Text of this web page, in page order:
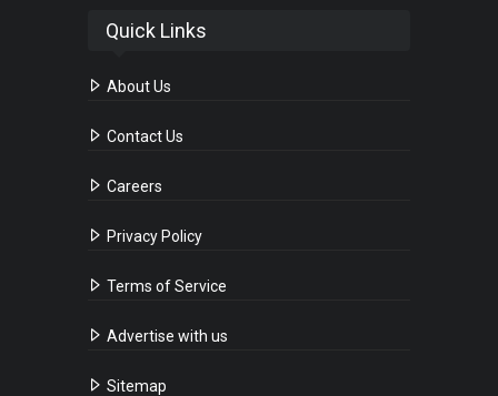
Quick Links
About Us
Contact Us
Careers
Privacy Policy
Terms of Service
Advertise with us
Sitemap